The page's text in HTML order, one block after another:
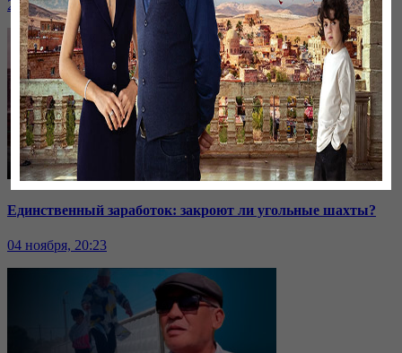
24 ноября, 20:43
Единственный заработок: закроют ли угольные шахты?
04 ноября, 20:23